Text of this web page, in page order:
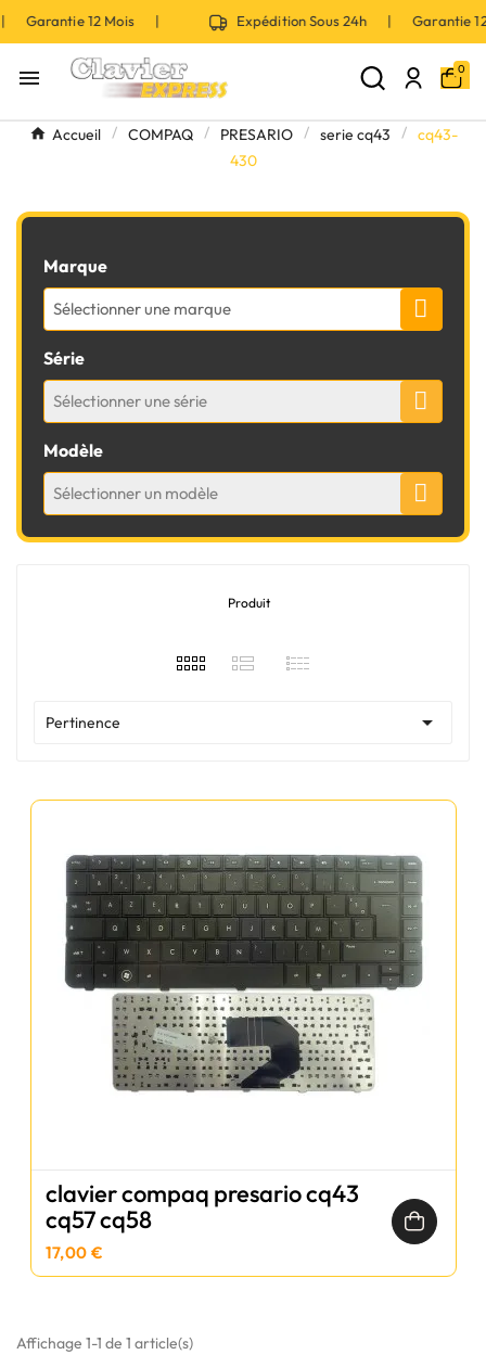
Garantie 12 Mois | Expédition Sous 24h | Garantie
 0
Accueil COMPAQ PRESARIO serie cq43
cq43-
430
Marque
Sélectionner une marque
Série
Sélectionner une série
Modèle
Sélectionner un modèle
Produit
Pertinence 
clavier compaq presario cq43
cq57 cq58
17,00 €
Affichage 1-1 de 1 article(s)